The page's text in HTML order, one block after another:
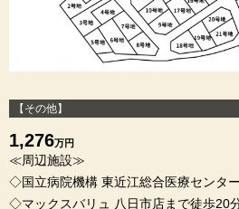
【その他】
1,276万円
≪周辺施設≫
◇国立病院機構 東近江総合医療センタ
◇マックスバリュ 八日市店まで徒歩20